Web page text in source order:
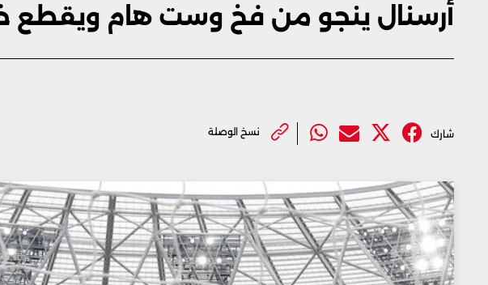
أرسنال ينجو من فخ وست هام ويقطع
شارك نسخ الوصلة